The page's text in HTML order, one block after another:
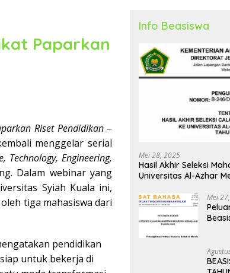
Paparkan
Riset Pendidikan–
menggelar serial
Technology, Engineering,
Dalam webinar yang
Syiah Kuala ini,
tiga mahasiswa dari
pendidikan
untuk bekerja di
Info Beasiswa
Mei 28, 2025
Hasil Akhir Seleksi
Universitas Al-Azhar
Mei